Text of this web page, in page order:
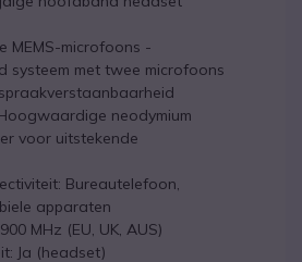
MEMS-microfoons -
systeem met twee microfoons
neodymium
voor uitstekende
Bureautelefoon,
apparaten
MHz (EU, UK, AUS)
Ja (headset)